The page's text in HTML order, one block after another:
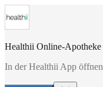
Healthii Online-Apotheke
In der Healthii App öffnen